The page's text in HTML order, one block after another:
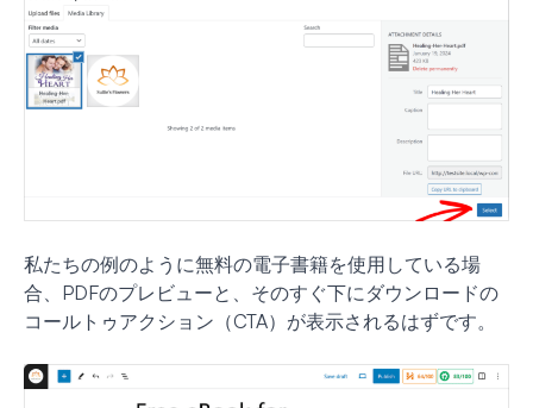
私たちの例のように無料の電子書籍を使用している場
合、PDFのプレビューと、そのすぐ下にダウンロードの
コールトゥアクション（CTA）が表示されるはずです。